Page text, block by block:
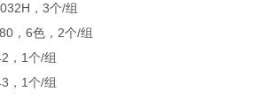
，3个/组
，6色，2个/组
，1个/组
，1个/组